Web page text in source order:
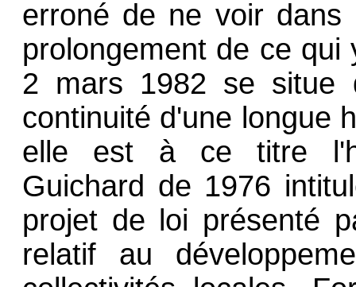
erroné de ne voir
prolongement de ce
2 mars 1982 se situe
continuité d'une longue
elle est à ce titre
Guichard de 1976
projet de loi présenté
relatif au